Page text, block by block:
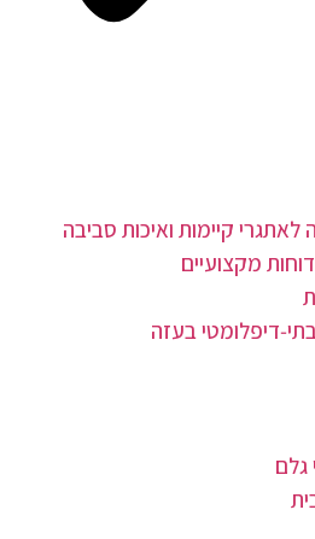
לאתגרי קיימות ואיכות סביבה
מקצועיים
בעזה
גלם